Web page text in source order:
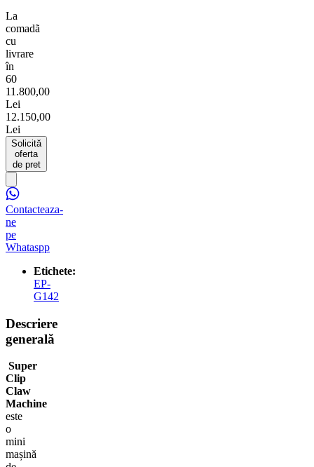
La
comadã
cu
livrare
în
60
11.800,00
Lei
12.150,00
Lei
Solicită
oferta
de pret
Contacteaza-
ne
pe
Whataspp
Etichete:
EP-
G142
Descriere
generală
Super
Clip
Claw
Machine
este
o
mini
mașină